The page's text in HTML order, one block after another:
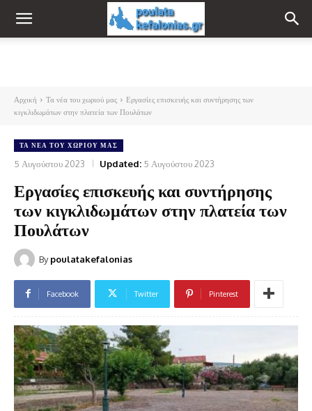
Αρχική Τα νέα του χωριού μας
Εργασίες επισκευής και συντήρησης των
κιγκλιδωμάτων στην πλατεία των Πουλάτων
ΤΑ ΝΈΑ ΤΟΥ ΧΩΡΙΟΎ ΜΑΣ
5 Αυγούστου 2023 Updated: 5 Αυγούστου 2023
Εργασίες επισκευής και συντήρησης
των κιγκλιδωμάτων στην πλατεία των
Πουλάτων
By poulatakefalonias
Facebook Twitter Pinterest